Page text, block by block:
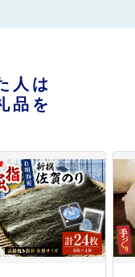
人は
品を